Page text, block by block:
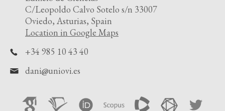
C/Leopoldo Calvo Sotelo s/n 33007
Oviedo, Asturias, Spain
Location in Google Maps
+34 985 10 43 40
dani
uniovi.es